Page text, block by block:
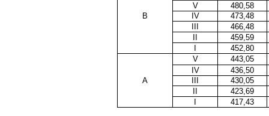
V
480,58
B
IV
473,48
466,48
459,59
452,80
V
443,05
IV
436,50
A
430,05
423,69
417,43